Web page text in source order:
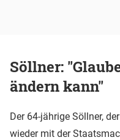
Söllner:
ändern kann"
Der 64-jährige Söllner,
wieder mit der